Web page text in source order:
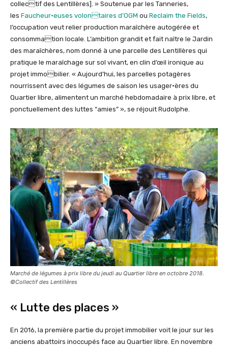
collectif des Lentillères]. » Soutenue par les Tanneries,
les Faucheur·euses volontaires d’OGM ou Reclaim the Fields,
l’occupation veut relier production maraîchère autogérée et
consommation locale. L’ambition grandit et fait naître le Jardin
des maraîchères, nom donné à une parcelle des Lentillères qui
pratique le maraîchage sur sol vivant, en clin d’œil ironique au
projet immobilier. « Aujourd’hui, les parcelles potagères
nourrissent avec des légumes de saison les usager·ères du
Quartier libre, alimentent un marché hebdomadaire à prix libre, et
ponctuellement des luttes “amies” », se réjouit Rudolphe.
Marché de légumes à prix libre du jeudi au Quartier libre en octobre 2018.
©Collectif des Lentillères
« Lutte des places »
En 2016, la première partie du projet immobilier voit le jour sur les
anciens abattoirs inoccupés face au Quartier libre. En novembre